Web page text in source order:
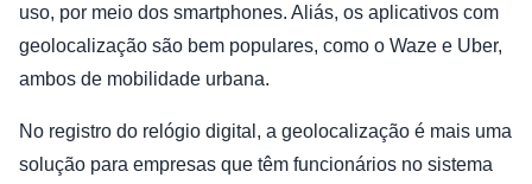
uso, por meio dos smartphones. Aliás, os aplicativos com
geolocalização são bem populares, como o Waze e Uber,
ambos de mobilidade urbana.
No registro do relógio digital, a geolocalização é mais uma
solução para empresas que têm funcionários no sistema